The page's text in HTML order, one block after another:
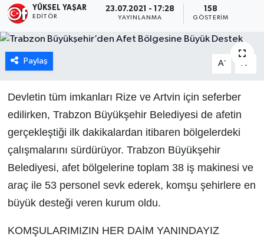
YÜKSEL YAŞAR
EDITÖR
23.07.2021 - 17:28
YAYINLANMA
158
GÖSTERIM
Paylaş A- A
Devletin tüm imkanları Rize ve Artvin için seferber
edilirken, Trabzon Büyükşehir Belediyesi de afetin
gerçekleştiği ilk dakikalardan itibaren bölgelerdeki
çalışmalarını sürdürüyor. Trabzon Büyükşehir
Belediyesi, afet bölgelerine toplam 38 iş makinesi ve
araç ile 53 personel sevk ederek, komşu şehirlere en
büyük desteği veren kurum oldu.
KOMŞULARIMIZIN HER DAİM YANINDAYIZ
Haber Arşivi